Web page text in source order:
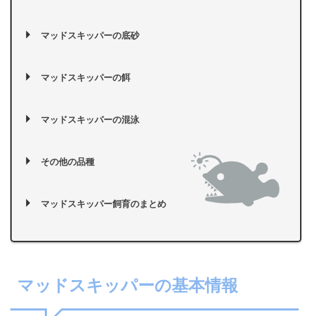
マッドスキッパーの底砂
マッドスキッパーの餌
マッドスキッパーの混泳
その他の品種
マッドスキッパー飼育のまとめ
マッドスキッパーの基本情報